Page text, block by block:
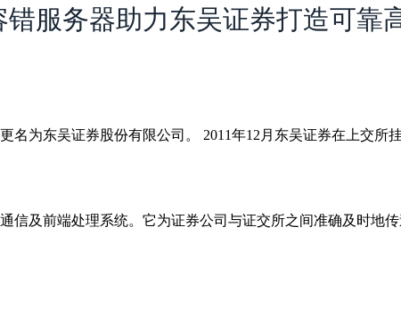
错服务器助力东吴证券打造可靠
名为东吴证券股份有限公司。 2011年12月东吴证券在上交所
信及前端处理系统。它为证券公司与证交所之间准确及时地